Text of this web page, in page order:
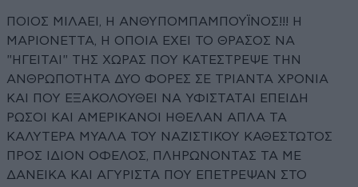
ΠΟΙΟΣ ΜΙΛΑΕΙ, Η ΑΝΘΥΠΟΜΠΑΜΠΟΥΪΝΟΣ!!! Η
ΜΑΡΙΟΝΕΤΤΑ, Η ΟΠΟΙΑ ΕΧΕΙ ΤΟ ΘΡΑΣΟΣ ΝΑ
"ΗΓΕΙΤΑΙ" ΤΗΣ ΧΩΡΑΣ ΠΟΥ ΚΑΤΕΣΤΡΕΨΕ ΤΗΝ
ΑΝΘΡΩΠΟΤΗΤΑ ΔΥΟ ΦΟΡΕΣ ΣΕ ΤΡΙΑΝΤΑ ΧΡΟΝΙΑ
ΚΑΙ ΠΟΥ ΕΞΑΚΟΛΟΥΘΕΙ ΝΑ ΥΦΙΣΤΑΤΑΙ ΕΠΕΙΔΗ
ΡΩΣΟΙ ΚΑΙ ΑΜΕΡΙΚΑΝΟΙ ΗΘΕΛΑΝ ΑΠΛΑ ΤΑ
ΚΑΛΥΤΕΡΑ ΜΥΑΛΑ ΤΟΥ ΝΑΖΙΣΤΙΚΟΥ ΚΑΘΕΣΤΩΤΟΣ
ΠΡΟΣ ΙΔΙΟΝ ΟΦΕΛΟΣ, ΠΛΗΡΩΝΟΝΤΑΣ ΤΑ ΜΕ
ΔΑΝΕΙΚΑ ΚΑΙ ΑΓΥΡΙΣΤΑ ΠΟΥ ΕΠΕΤΡΕΨΑΝ ΣΤΟ